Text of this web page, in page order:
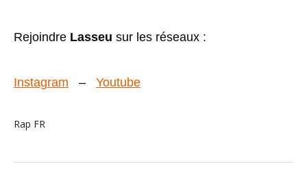
Rejoindre Lasseu sur les réseaux :
Instagram – Youtube
Rap FR